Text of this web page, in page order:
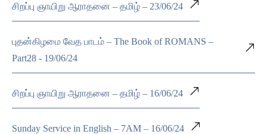
சிறப்பு ஞாயிறு ஆராதனை – தமிழ் – 23/06/24
புதன்கிழமை வேத பாடம் – The Book of ROMANS –
Part28 - 19/06/24
சிறப்பு ஞாயிறு ஆராதனை – தமிழ் – 16/06/24
Sunday Service in English – 7AM – 16/06/24